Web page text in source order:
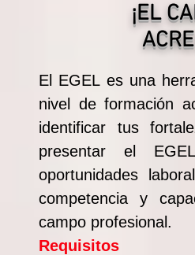
¡EL
El EGEL es una
nivel de formación
identificar tus
presentar el
oportunidades
competencia y
campo profesional.
Requisitos